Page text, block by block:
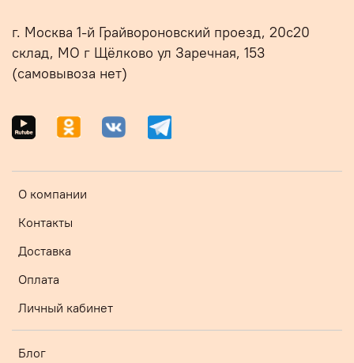
О компании
Контакты
Доставка
Оплата
Личный кабинет
Блог
г. Москва 1-й Грайвороновский проезд, 20с20
склад, МО г Щёлково ул Заречная, 153
(самовывоза нет)